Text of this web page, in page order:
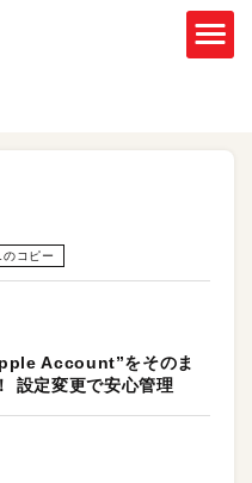
のコピー
Account”をそのま
設定変更で安心管理